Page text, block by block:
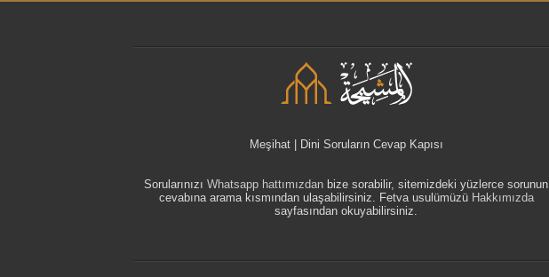
Meşihat | Dini Soruların Cevap Kapısı
SorularınızıWhatsapp hattımızdan bize sorabilir, sitemizdeki yüzlerce sorunun
cevabına arama kısmından ulaşabilirsiniz. Fetva usulümüzü Hakkımızda
sayfasından okuyabilirsiniz.